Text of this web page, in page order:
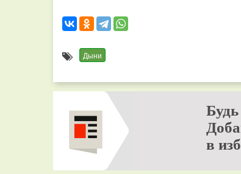
Дыни
в